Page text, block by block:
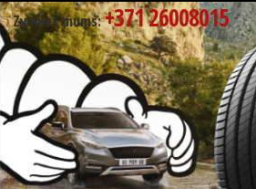
Zvaniet mums:+371 26008015